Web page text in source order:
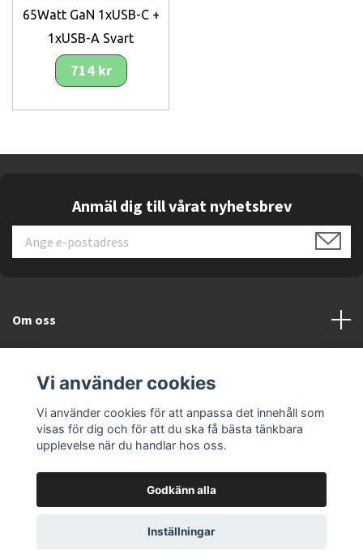
65Watt GaN 1xUSB-C +
1xUSB-A Svart
714 kr
Anmäl dig till vårat nyhetsbrev
Om oss
Läs mer
© 2026 ELEKTRONIKSPECIALISTEN.SE
Vi använder cookies
Vi använder cookies för att anpassa det innehåll som
visas för dig och för att du ska få bästa tänkbara
upplevelse när du handlar hos oss.
Godkänn alla
Inställningar